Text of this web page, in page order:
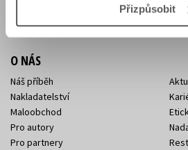
Přizpůsobit
Sídlo společnosti
O NÁS
Náš příběh
Nakladatelství
Maloobchod
Pro autory
Pro partnery